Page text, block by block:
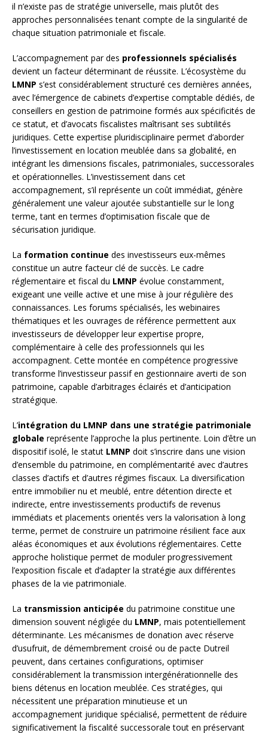
il n’existe pas de stratégie universelle, mais plutôt des
approches personnalisées tenant compte de la singularité de
chaque situation patrimoniale et fiscale.
L’accompagnement par des professionnels spécialisés
devient un facteur déterminant de réussite. L’écosystème du
LMNP s’est considérablement structuré ces dernières années,
avec l’émergence de cabinets d’expertise comptable dédiés, de
conseillers en gestion de patrimoine formés aux spécificités de
ce statut, et d’avocats fiscalistes maîtrisant ses subtilités
juridiques. Cette expertise pluridisciplinaire permet d’aborder
l’investissement en location meublée dans sa globalité, en
intégrant les dimensions fiscales, patrimoniales, successorales
et opérationnelles. L’investissement dans cet
accompagnement, s’il représente un coût immédiat, génère
généralement une valeur ajoutée substantielle sur le long
terme, tant en termes d’optimisation fiscale que de
sécurisation juridique.
La formation continue des investisseurs eux-mêmes
constitue un autre facteur clé de succès. Le cadre
réglementaire et fiscal du LMNP évolue constamment,
exigeant une veille active et une mise à jour régulière des
connaissances. Les forums spécialisés, les webinaires
thématiques et les ouvrages de référence permettent aux
investisseurs de développer leur expertise propre,
complémentaire à celle des professionnels qui les
accompagnent. Cette montée en compétence progressive
transforme l’investisseur passif en gestionnaire averti de son
patrimoine, capable d’arbitrages éclairés et d’anticipation
stratégique.
L’intégration du LMNP dans une stratégie patrimoniale
globale représente l’approche la plus pertinente. Loin d’être un
dispositif isolé, le statut LMNP doit s’inscrire dans une vision
d’ensemble du patrimoine, en complémentarité avec d’autres
classes d’actifs et d’autres régimes fiscaux. La diversification
entre immobilier nu et meublé, entre détention directe et
indirecte, entre investissements productifs de revenus
immédiats et placements orientés vers la valorisation à long
terme, permet de construire un patrimoine résilient face aux
aléas économiques et aux évolutions réglementaires. Cette
approche holistique permet de moduler progressivement
l’exposition fiscale et d’adapter la stratégie aux différentes
phases de la vie patrimoniale.
La transmission anticipée du patrimoine constitue une
dimension souvent négligée du LMNP, mais potentiellement
déterminante. Les mécanismes de donation avec réserve
d’usufruit, de démembrement croisé ou de pacte Dutreil
peuvent, dans certaines configurations, optimiser
considérablement la transmission intergénérationnelle des
biens détenus en location meublée. Ces stratégies, qui
nécessitent une préparation minutieuse et un
accompagnement juridique spécialisé, permettent de réduire
significativement la fiscalité successorale tout en préservant